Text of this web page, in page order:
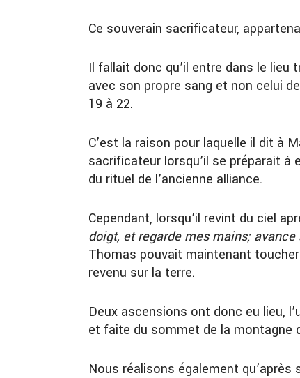
Ce souverain sacrificateur,
Il fallait donc qu’il entre dans le lieu
avec son propre sang et non celui
19 à 22.
C’est la raison pour laquelle il dit à
sacrificateur lorsqu’il se préparait
du rituel de l’ancienne alliance.
Cependant, lorsqu’il revint du ciel
doigt, et regarde mes mains;
Thomas pouvait maintenant
revenu sur la terre.
Deux ascensions ont donc eu lieu,
et faite du sommet de la montagne
Nous réalisons également